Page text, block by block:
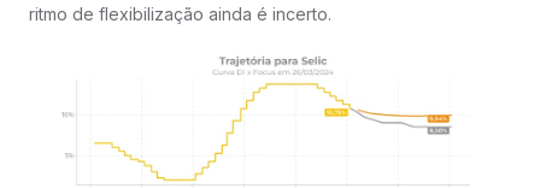
ritmo de flexibilização ainda é incerto.